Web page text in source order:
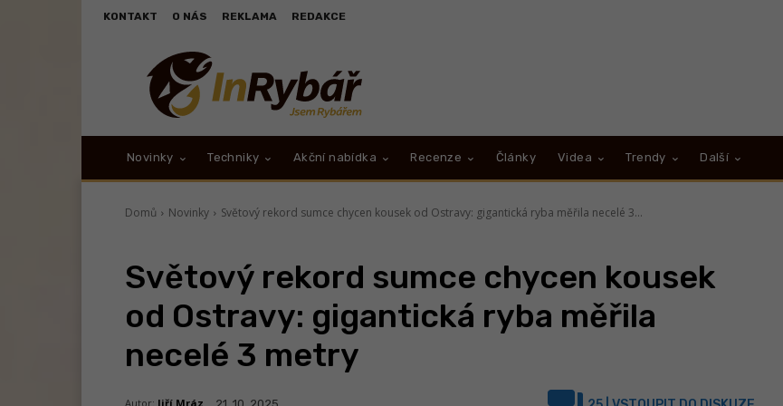
KONTAKT O NÁS REKLAMA REDAKCE
Novinky Techniky Akční nabídka Recenze Články Videa Trendy Další
Domů Novinky Světový rekord sumce chycen kousek od Ostravy: gigantická ryba měřila necelé 3...
Světový rekord sumce chycen kousek
od Ostravy: gigantická ryba měřila
necelé 3 metry
Autor: Jiří Mráz